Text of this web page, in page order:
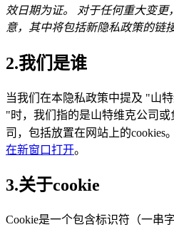
效日期为证。
对于任何重大变更
意，其中将包括新隐私政策的链接
2.我们是谁
当我们在本隐私政策中提及 "山
"时，我们指的是山特维克公司
司，包括放置在网站上的cookies
在新窗口打开。
3.关于cookie
Cookie是一个包含标识符（一串